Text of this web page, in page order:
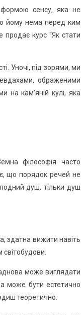
сенсу, яка не
йому нема перед ким
курс “Як стати
Уночі, під зорями, ми
ображеними
на кам’яній кулі, яка
філософія часто
що порядок речей не
душ, тільки душ
здатна вижити навіть
може виглядати
може бути естетично
теоретично.